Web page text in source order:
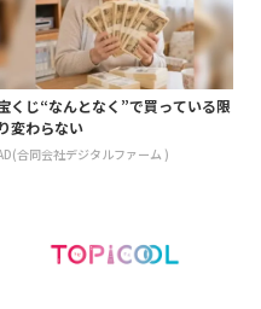
くじ“なんとなく”で買っている限
り変わらない
合同会社デジタルファーム )